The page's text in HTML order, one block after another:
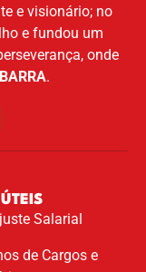
e visionário; no
e fundou um
onde
.
Salarial
de Cargos e